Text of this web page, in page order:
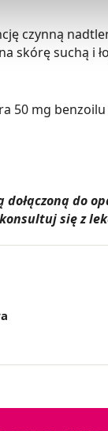
czynną
skórę suchą
50 mg
się z